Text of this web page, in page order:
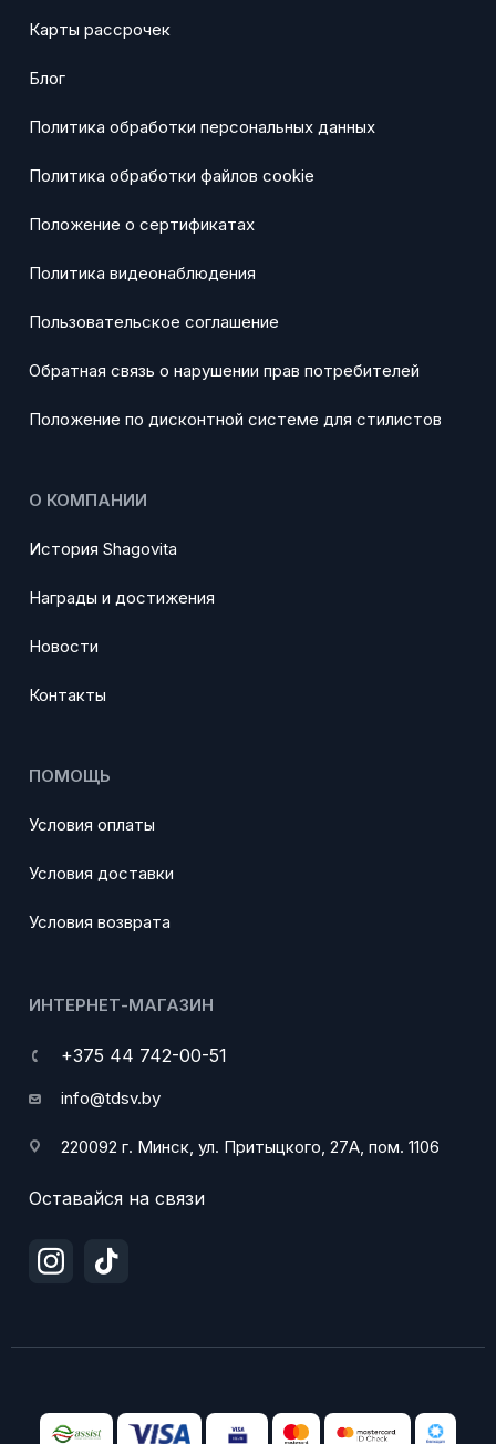
Карты рассрочек
Блог
Политика обработки персональных данных
Политика обработки файлов cookie
Положение о сертификатах
Политика видеонаблюдения
Пользовательское соглашение
Обратная связь о нарушении прав потребителей
Положение по дисконтной системе для стилистов
О КОМПАНИИ
История Shagovita
Награды и достижения
Новости
Контакты
ПОМОЩЬ
Условия оплаты
Условия доставки
Условия возврата
ИНТЕРНЕТ-МАГАЗИН
+375 44 742-00-51
info@tdsv.by
220092 г. Минск, ул. Притыцкого, 27А, пом. 1106
Оставайся на связи